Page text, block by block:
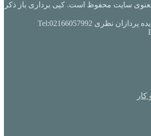
سایت محفوظ است. کپی برداری باز ذکر
طراحی و پشتیبانی: ایده پردازان نظری Tel:02166057992